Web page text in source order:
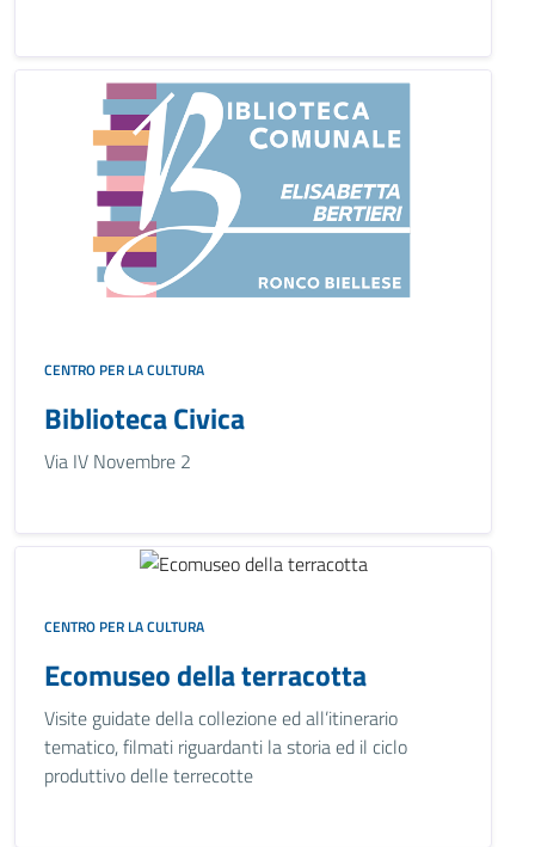
CENTRO PER LA CULTURA
Biblioteca Civica
Via IV Novembre 2
CENTRO PER LA CULTURA
Ecomuseo della terracotta
Visite guidate della collezione ed all’itinerario
tematico, filmati riguardanti la storia ed il ciclo
produttivo delle terrecotte